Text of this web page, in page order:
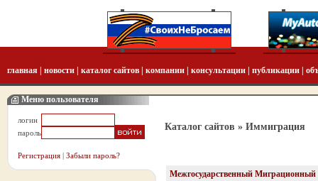
главная новости каталог сайтов компании консультации публикации
Меню пользователя
логин
пароль
Регистрация | Забыли пароль?
Каталог сайтов » Иммиграция
Межгосударственный Миграционный